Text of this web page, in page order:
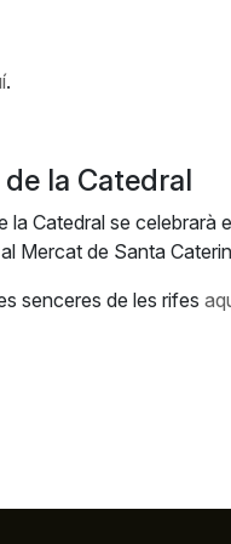
.
la Catedral
la Catedral se
Mercat de Santa
senceres de les rifes